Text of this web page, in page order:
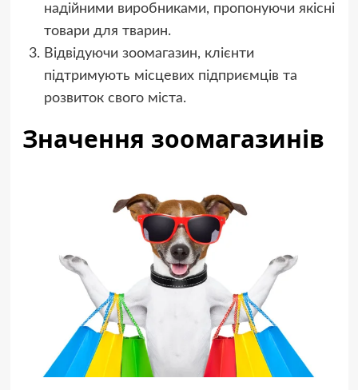
надійними виробниками, пропонуючи якісні
товари для тварин.
Відвідуючи зоомагазин, клієнти
підтримують місцевих підприємців та
розвиток свого міста.
Значення зоомагазинів